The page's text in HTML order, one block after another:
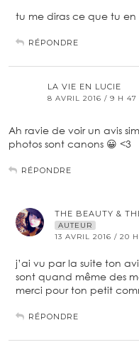
tu me diras ce que tu en
RÉPONDRE
LA VIE EN LUCIE
8 AVRIL 2016 / 9 H 47
Ah ravie de voir un avis
photos sont canons 😀 <3
RÉPONDRE
THE BEAUTY &
AUTEUR
13 AVRIL 2016 / 20
j’ai vu par la suite ton
sont quand même des
merci pour ton petit
RÉPONDRE